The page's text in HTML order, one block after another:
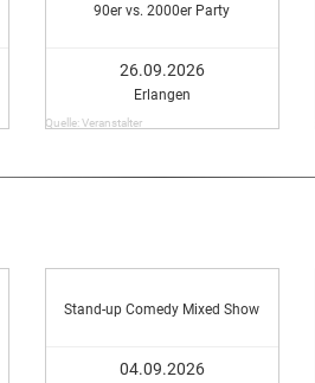
90er vs. 2000er Party
26.09.2026
Erlangen
Quelle: Veranstalter
Stand-up Comedy Mixed Show
04.09.2026